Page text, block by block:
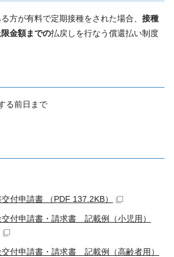
方が有料で定期接種をされた場合、 接種
金額までの払戻しを行なう償還払い制度
る前日まで
付申請書 （PDF 137.2KB）
付申請書・請求書 記載例（小児用）
付申請書・請求書 記載例（高齢者用）